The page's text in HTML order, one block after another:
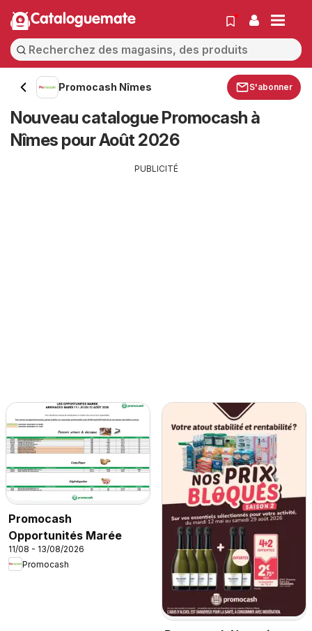
Cataloguemate
Promocash Nîmes S'abonner
Nouveau catalogue Promocash à
Nîmes pour Août 2026
PUBLICITÉ
Promocash
Opportunités Marée
11/08 - 13/08/2026
Promocash